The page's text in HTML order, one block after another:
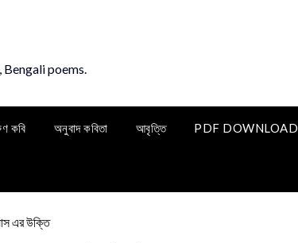
Bengali poems.
কবি অনুবাদ কবিতা আবৃত্তি PDF DOWNLOAD